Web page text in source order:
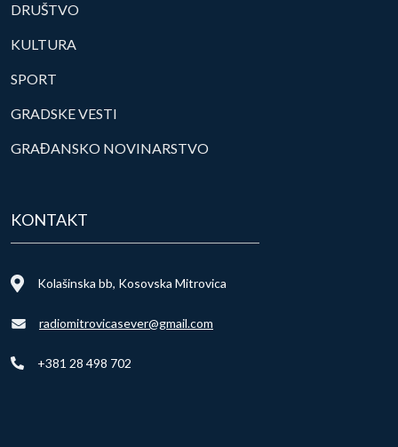
DRUŠTVO
KULTURA
SPORT
GRADSKE VESTI
GRAĐANSKO NOVINARSTVO
KONTAKT
Kolašinska bb, Kosovska Mitrovica
radiomitrovicasever@gmail.com
+381 28 498 702